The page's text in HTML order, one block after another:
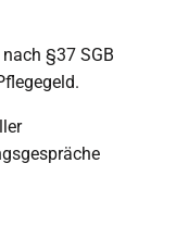
§37 SGB